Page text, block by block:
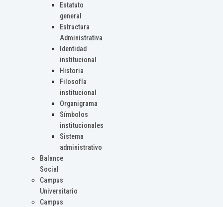
Estatuto
general
Estructura
Administrativa
Identidad
institucional
Historia
Filosofía
institucional
Organigrama
Símbolos
institucionales
Sistema
administrativo
Balance
Social
Campus
Universitario
Campus